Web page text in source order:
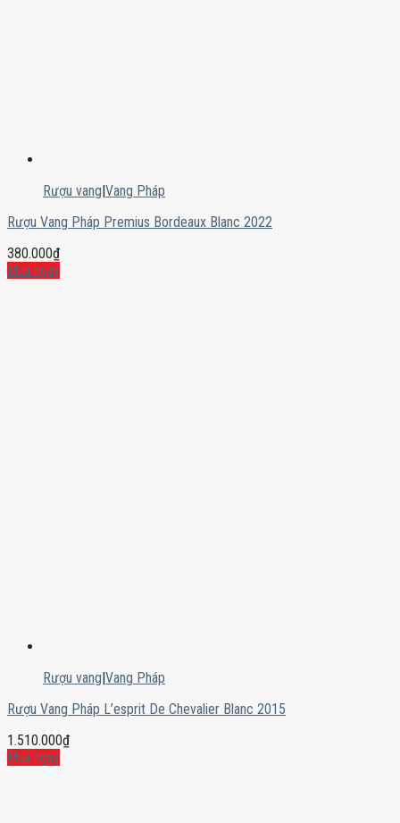
Rượu vang|Vang Pháp
Rượu Vang Pháp Premius Bordeaux Blanc 2022
380.000₫
Mua ngay
Rượu vang|Vang Pháp
Rượu Vang Pháp L’esprit De Chevalier Blanc 2015
1.510.000₫
Mua ngay